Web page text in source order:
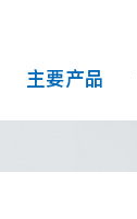
主要产品